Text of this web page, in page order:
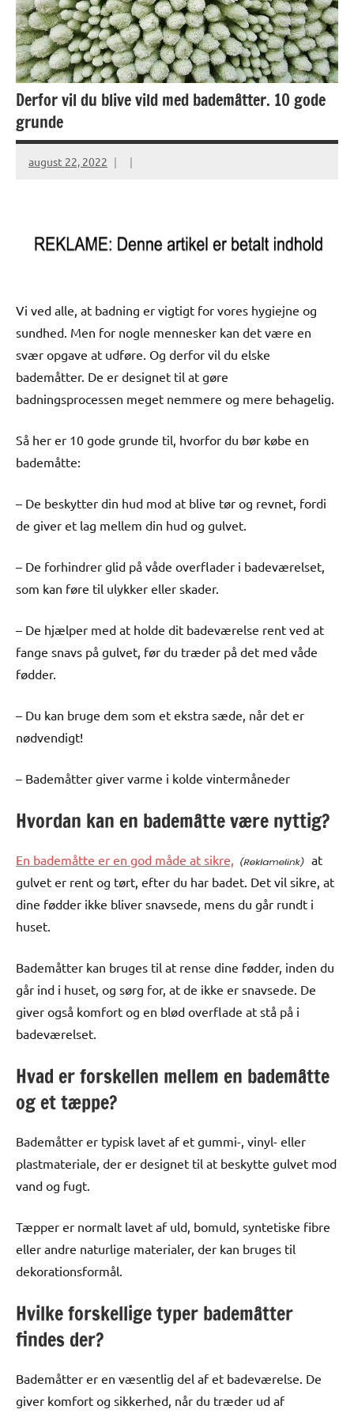
Derfor vil du blive vild med bademåtter. 10 gode
grunde
august 22, 2022
Vi ved alle, at badning er vigtigt for vores hygiejne og
sundhed. Men for nogle mennesker kan det være en
svær opgave at udføre. Og derfor vil du elske
bademåtter. De er designet til at gøre
badningsprocessen meget nemmere og mere behagelig.
Så her er 10 gode grunde til, hvorfor du bør købe en
bademåtte:
– De beskytter din hud mod at blive tør og revnet, fordi
de giver et lag mellem din hud og gulvet.
– De forhindrer glid på våde overflader i badeværelset,
som kan føre til ulykker eller skader.
– De hjælper med at holde dit badeværelse rent ved at
fange snavs på gulvet, før du træder på det med våde
fødder.
– Du kan bruge dem som et ekstra sæde, når det er
nødvendigt!
– Bademåtter giver varme i kolde vintermåneder
Hvordan kan en bademåtte være nyttig?
En bademåtte er en god måde at sikre,
at
gulvet er rent og tørt, efter du har badet. Det vil sikre, at
dine fødder ikke bliver snavsede, mens du går rundt i
huset.
Bademåtter kan bruges til at rense dine fødder, inden du
går ind i huset, og sørg for, at de ikke er snavsede. De
giver også komfort og en blød overflade at stå på i
badeværelset.
Hvad er forskellen mellem en bademåtte
og et tæppe?
Bademåtter er typisk lavet af et gummi-, vinyl- eller
plastmateriale, der er designet til at beskytte gulvet mod
vand og fugt.
Tæpper er normalt lavet af uld, bomuld, syntetiske fibre
eller andre naturlige materialer, der kan bruges til
dekorationsformål.
Hvilke forskellige typer bademåtter
findes der?
Bademåtter er en væsentlig del af et badeværelse. De
giver komfort og sikkerhed, når du træder ud af